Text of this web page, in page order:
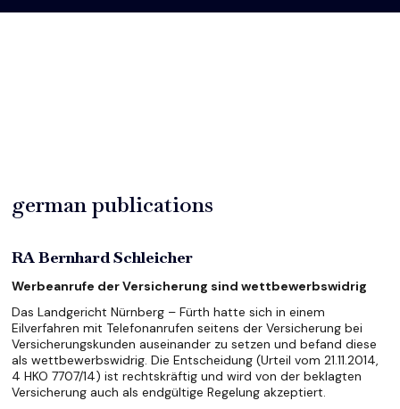
german publications
RA Bernhard Schleicher
Werbeanrufe der Versicherung sind wettbewerbswidrig
Das Landgericht Nürnberg – Fürth hatte sich in einem
Eilverfahren mit Telefonanrufen seitens der Versicherung bei
Versicherungskunden auseinander zu setzen und befand diese
als wettbewerbswidrig.Die Entscheidung (Urteil vom 21.11.2014,
4 HKO 7707/14) ist rechtskräftig und wird von der beklagten
Versicherung auch als endgültige Regelung akzeptiert.